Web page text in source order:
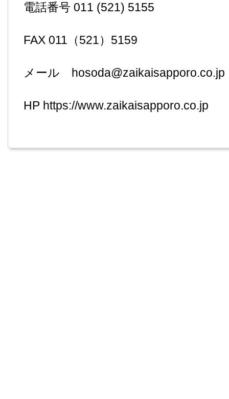
電話番号 011 (521) 5155
FAX 011（521）5159
メール hosoda@zaikaisapporo.co.jp
HP https://www.zaikaisapporo.co.jp